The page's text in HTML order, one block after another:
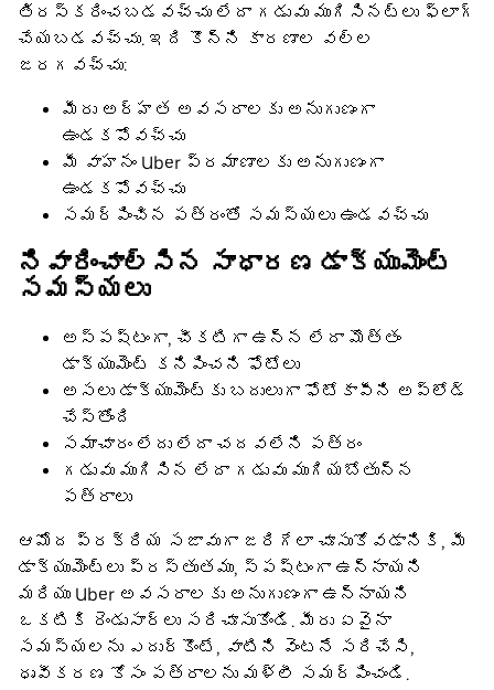
తిరస్కరించబడవచ్చు లేదా గడువు ముగిసినట్లు ఫ్లాగ్
చేయబడవచ్చు. ఇది కొన్ని కారణాల వల్ల
జరగవచ్చు:
మీరు అర్హత అవసరాలకు అనుగుణంగా
ఉండకపోవచ్చు
మీ వాహనం Uber ప్రమాణాలకు అనుగుణంగా
ఉండకపోవచ్చు
సమర్పించిన పత్రంతో సమస్యలు ఉండవచ్చు
నివారించాల్సిన సాధారణ డాక్యుమెంట్
సమస్యలు
అస్పష్టంగా, చీకటిగా ఉన్న లేదా మొత్తం
డాక్యుమెంట్ కనిపించని ఫోటోలు
అసలు డాక్యుమెంట్‌కు బదులుగా ఫోటోకాపీని అప్‌లోడ్
చేస్తోంది
సమాచారం లేదు లేదా చదవలేని పత్రం
గడువు ముగిసిన లేదా గడువు ముగియబోతున్న
పత్రాలు
ఆమోద ప్రక్రియ సజావుగా జరిగేలా చూసుకోవడానికి, మీ
డాక్యుమెంట్‌లు ప్రస్తుతము, స్పష్టంగా ఉన్నాయని
మరియు Uber అవసరాలకు అనుగుణంగా ఉన్నాయని
ఒకటికి రెండుసార్లు సరిచూసుకోండి. మీరు ఏవైనా
సమస్యలను ఎదుర్కొంటే, వాటిని వెంటనే సరిచేసి,
ధృవీకరణ కోసం పత్రాలను మళ్లీ సమర్పించండి.